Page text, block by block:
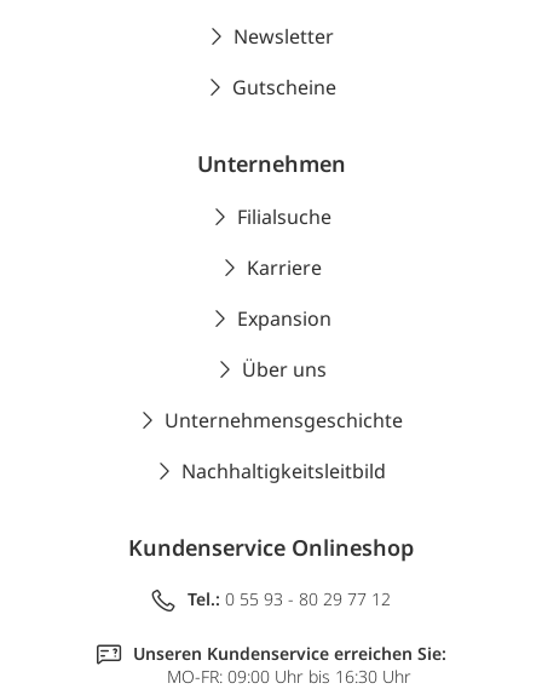
Newsletter
Gutscheine
Unternehmen
Filialsuche
Karriere
Expansion
Über uns
Unternehmensgeschichte
Nachhaltigkeitsleitbild
Kundenservice Onlineshop
Tel.: 0 55 93 - 80 29 77 12
Unseren Kundenservice erreichen Sie:
MO-FR: 09:00 Uhr bis 16:30 Uhr